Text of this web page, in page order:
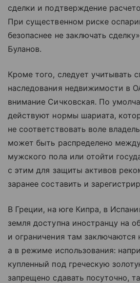
сделки и подтверждение
При существенном риске
безопаснее не заключать
Буланов.
Кроме того, следует учитывать
наследования недвижимости в
внимание Сичковская. По
действуют нормы шариата,
не соответствовать воле
может быть распределено
мужского пола или отойти
с этим для защиты активов
заранее составить и
В Греции, на юге Кипра, в
земля доступна иностранцу на
и ограничения там заключаются
а в режиме использования:
купленный под греческую
запрещено сдавать посуточно,